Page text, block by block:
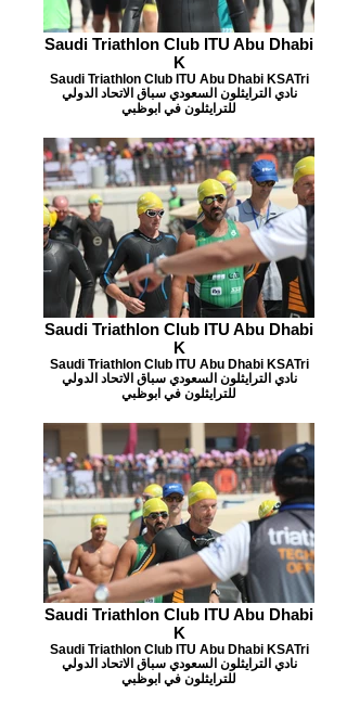
Saudi Triathlon Club ITU Abu Dhabi
K
Saudi Triathlon Club ITU Abu Dhabi KSATri
نادي الترايثلون السعودي سباق الاتحاد الدولي
للترايثلون في ابوظبي
Saudi Triathlon Club ITU Abu Dhabi
K
Saudi Triathlon Club ITU Abu Dhabi KSATri
نادي الترايثلون السعودي سباق الاتحاد الدولي
للترايثلون في ابوظبي
Saudi Triathlon Club ITU Abu Dhabi
K
Saudi Triathlon Club ITU Abu Dhabi KSATri
نادي الترايثلون السعودي سباق الاتحاد الدولي
للترايثلون في ابوظبي